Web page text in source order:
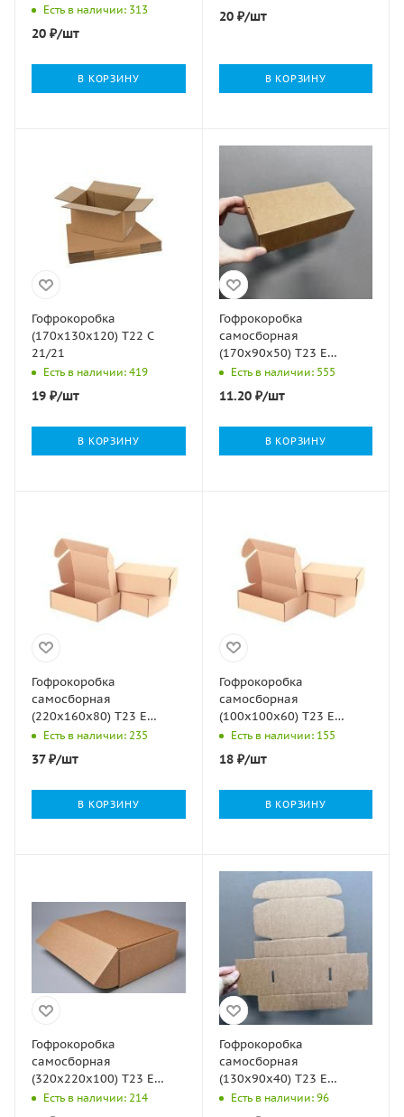
Есть в наличии: 313
20 ₽/шт
В КОРЗИНУ
20₽/шт
В КОРЗИНУ
Гофрокоробка
(170х130х120) Т22 С
21/21
Есть в наличии: 419
19 ₽/шт
В КОРЗИНУ
Гофрокоробка
самосборная
(170х90х50) Т23 Е
микрогофрокартон
бурый 100/12000
Есть в наличии: 555
11.20₽/шт
В КОРЗИНУ
Гофрокоробка
самосборная
(220х160х80) Т23 Е
микрогофрокартон
бурый 1/100
Есть в наличии: 235
37₽/шт
В КОРЗИНУ
Гофрокоробка
самосборная
(100х100х60) Т23 Е
микрогофрокартон
бурый 1/100
Есть в наличии: 155
18₽/шт
В КОРЗИНУ
Гофрокоробка
самосборная
(320х220х100) Т23 Е
микрогофрокартон
бурый 1/100
Есть в наличии: 214
Гофрокоробка
самосборная
(130х90х40) Т23 Е
микрогофрокартон
бурый 1/100
Есть в наличии: 96